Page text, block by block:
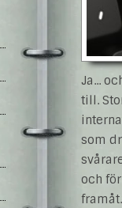
Ja...
till.
som
och